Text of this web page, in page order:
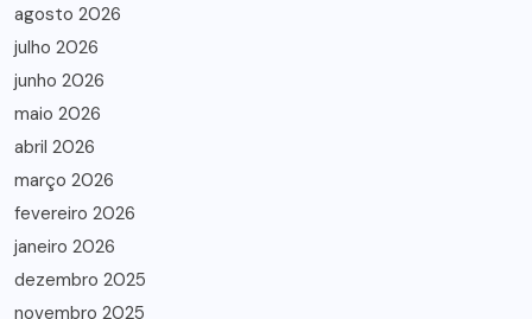
agosto 2026
julho 2026
junho 2026
maio 2026
abril 2026
março 2026
fevereiro 2026
janeiro 2026
dezembro 2025
novembro 2025